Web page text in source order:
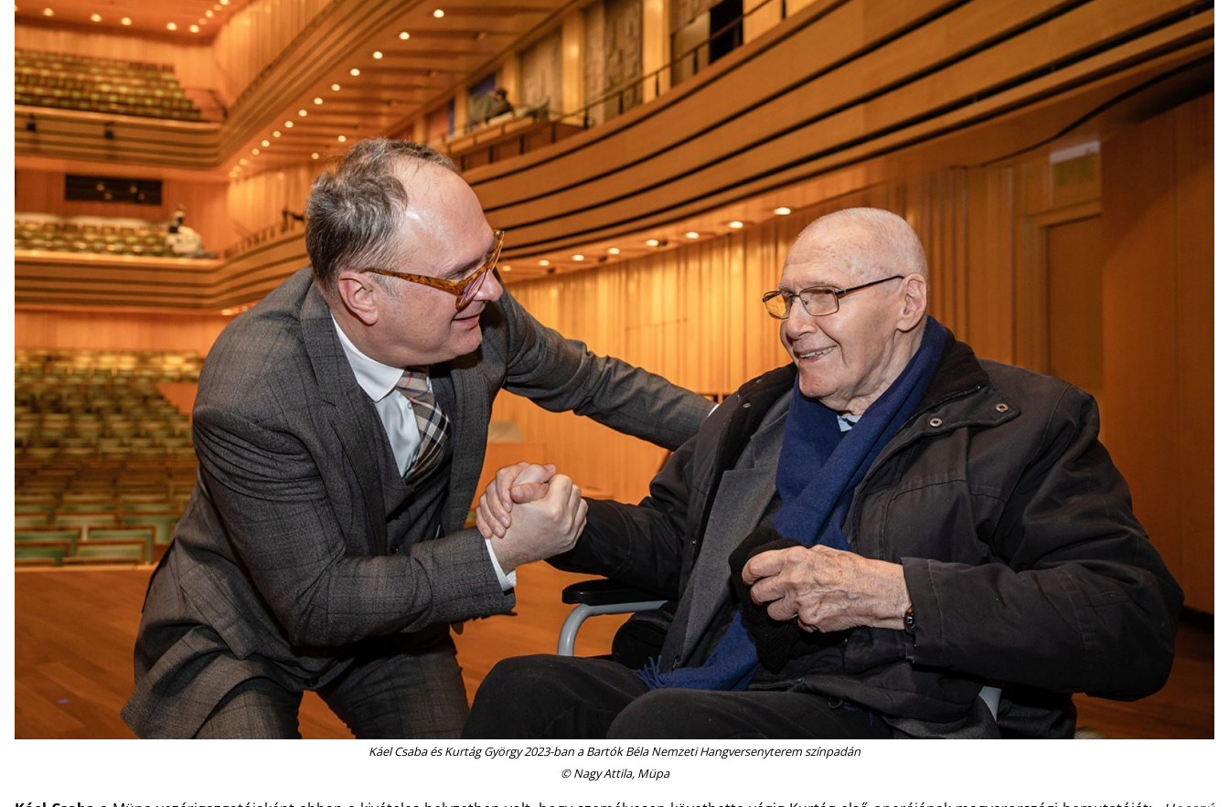
Káel Csaba és Kurtág György 2023-ban a Bartók Béla Nemzeti Hangversenyterem színpadán
© Nagy Attila, Müpa